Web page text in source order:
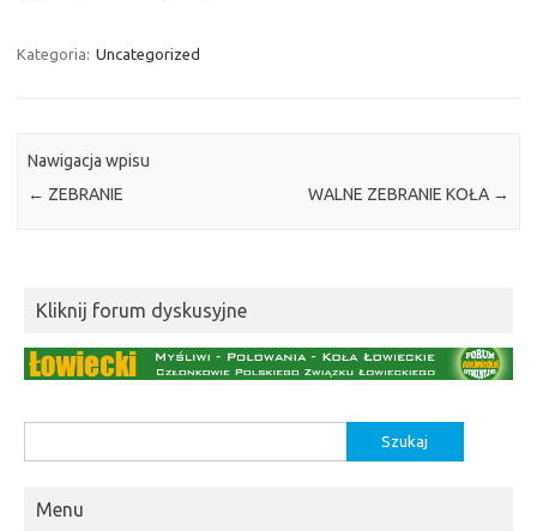
Kategoria: Uncategorized
Nawigacja wpisu
← ZEBRANIE WALNE ZEBRANIE KOŁA →
Kliknij forum dyskusyjne
Menu